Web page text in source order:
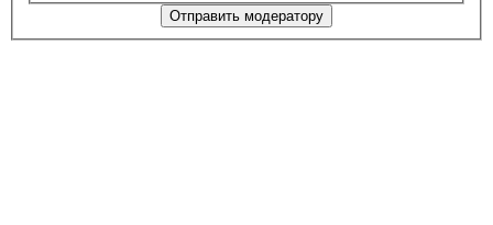
Отправить модератору